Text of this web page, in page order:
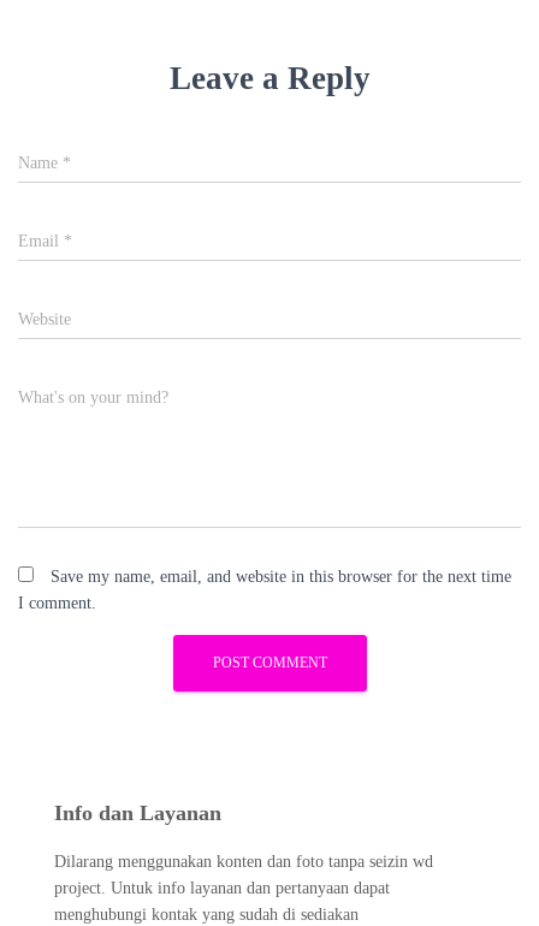
Leave a Reply
Name *
Email *
Website
What's on your mind?
Save my name, email, and website in this browser for the next time
I comment.
Info dan Layanan
Dilarang menggunakan konten dan foto tanpa seizin wd
project. Untuk info layanan dan pertanyaan dapat
menghubungi kontak yang sudah di sediakan